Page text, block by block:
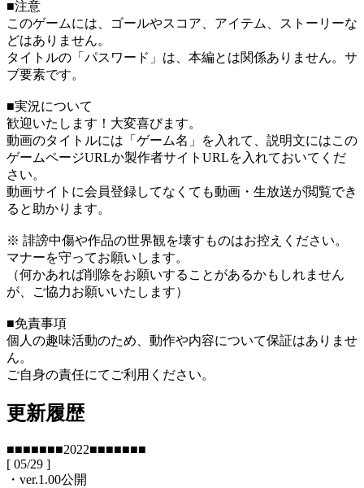
■注意
このゲームには、ゴールやスコア、アイテム、ストーリーな
どはありません。
タイトルの「パスワード」は、本編とは関係ありません。サ
ブ要素です。
■実況について
歓迎いたします！大変喜びます。
動画のタイトルには「ゲーム名」を入れて、説明文にはこの
ゲームページURLか製作者サイトURLを入れておいてくだ
さい。
動画サイトに会員登録してなくても動画・生放送が閲覧でき
ると助かります。
※ 誹謗中傷や作品の世界観を壊すものはお控えください。
マナーを守ってお願いします。
（何かあれば削除をお願いすることがあるかもしれません
が、ご協力お願いいたします）
■免責事項
個人の趣味活動のため、動作や内容について保証はありませ
ん。
ご自身の責任にてご利用ください。
更新履歴
■■■■■■■2022■■■■■■■
[ 05/29 ]
・ver.1.00公開